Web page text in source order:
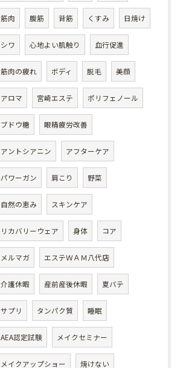
筋肉 腹筋 背筋 くすみ 日焼け
シワ 心地よい肌触り 血行促進
筋肉の疲れ ボディ 脱毛 美顔
アロマ 宮崎エステ ポリフェノール
ブドウ糖 眼精疲労改善
アントシアニン アフターケア
パワーガン 肩こり 野菜
自然の恵み スキンケア
リカバリーウェア 身体 コア
メルマガ エステＷＡＭ八代店
介護休暇 産前産後休暇 夏バテ
サプリ タンパク質 睡眠
AEA認定試験 メイクセミナー
メイクアップショー 焼けない